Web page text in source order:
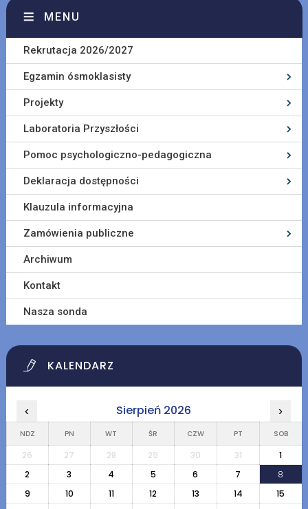
MENU
Rekrutacja 2026/2027
Egzamin ósmoklasisty
Projekty
Laboratoria Przyszłości
Pomoc psychologiczno-pedagogiczna
Deklaracja dostępności
Klauzula informacyjna
Zamówienia publiczne
Archiwum
Kontakt
Nasza sonda
KALENDARZ
‹ Sierpień 2026 ›
NDZ PN WT ŚR CZW PT SOB
26 27 28 29 30 31
1
2
3 4 5 6 7
8
9
10 11 12 13 14
15